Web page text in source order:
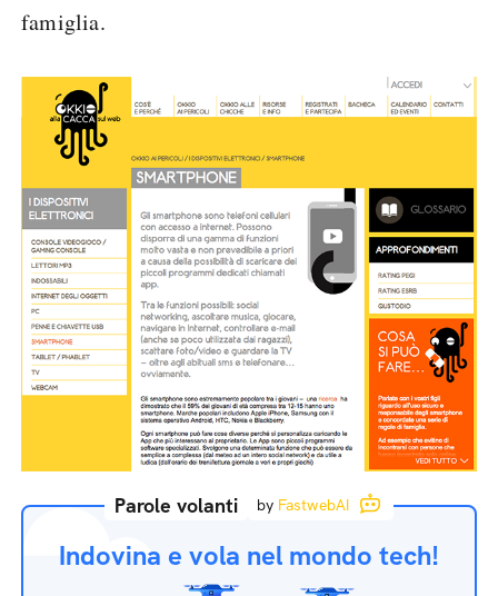
famiglia.
Parole volanti by FastwebAI
Indovina e vola nel mondo tech!